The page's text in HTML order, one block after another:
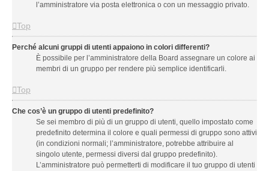
l’amministratore via posta elettronica o con un messaggio privato.
Top
Perché alcuni gruppi di utenti appaiono in colori differenti?
È possibile per l’amministratore della Board assegnare un colore ai
membri di un gruppo per rendere più semplice identificarli.
Top
Che cos’è un gruppo di utenti predefinito?
Se sei membro di più di un gruppo di utenti, quello impostato come
predefinito determina il colore e quali permessi di gruppo sono attivi
(in condizioni normali; l’amministratore, potrebbe attribuire al
singolo utente, permessi diversi dal gruppo predefinito).
L’amministratore può permetterti di modificare il tuo gruppo di utenti